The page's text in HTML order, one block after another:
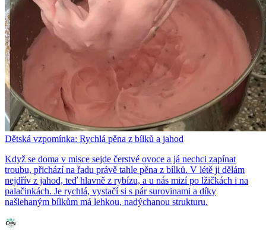
Dětská vzpomínka: Rychlá pěna z bílků a jahod
Když se doma v misce sejde čerstvé ovoce a já nechci zapínat
troubu, přichází na řadu právě tahle pěna z bílků. V létě ji dělám
nejdřív z jahod, teď hlavně z rybízu, a u nás mizí po lžičkách i na
palačinkách. Je rychlá, vystačí si s pár surovinami a díky
našlehaným bílkům má lehkou, nadýchanou strukturu.